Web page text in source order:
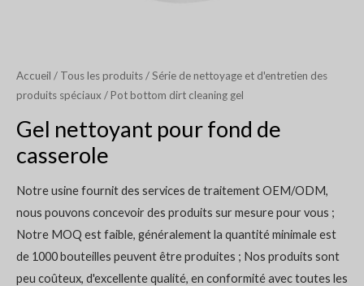
Accueil / Tous les produits/Série de nettoyage et d'entretien des
produits spéciaux/ Pot bottom dirt cleaning gel
Gel nettoyant pour fond de
casserole
Notre usine fournit des services de traitement OEM/ODM,
nous pouvons concevoir des produits sur mesure pour vous ;
Notre MOQ est faible, généralement la quantité minimale est
de 1000 bouteilles peuvent être produites ; Nos produits sont
peu coûteux, d'excellente qualité, en conformité avec toutes les